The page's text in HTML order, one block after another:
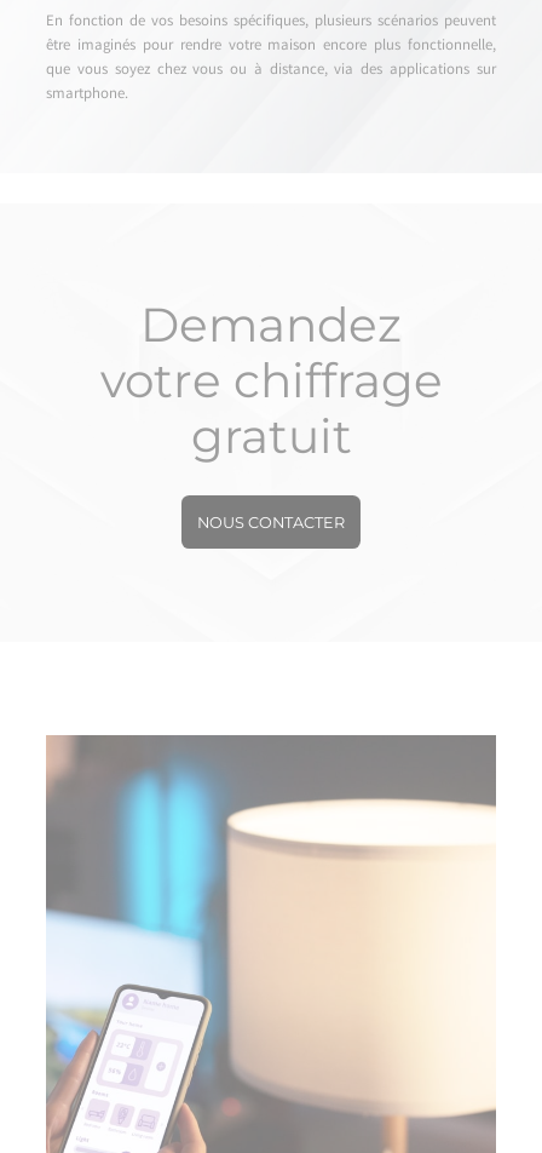
En fonction de vos besoins spécifiques, plusieurs scénarios peuvent
être imaginés pour rendre votre maison encore plus fonctionnelle,
que vous soyez chez vous ou à distance, via des applications sur
smartphone.
Demandez
votre chiffrage
gratuit
NOUS CONTACTER